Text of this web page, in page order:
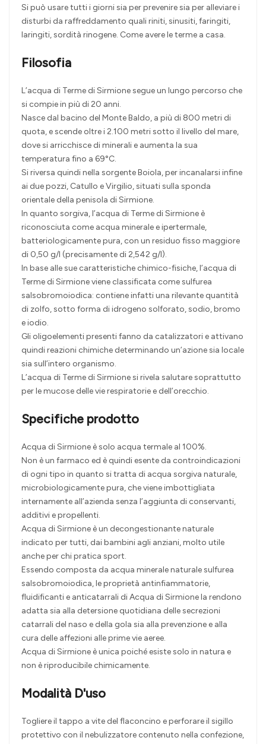
Si può usare tutti i giorni sia per prevenire sia per alleviare i
disturbi da raffreddamento quali riniti, sinusiti, faringiti,
laringiti, sordità rinogene. Come avere le terme a casa.
Filosofia
L’acqua di Terme di Sirmione segue un lungo percorso che
si compie in più di 20 anni.
Nasce dal bacino del Monte Baldo, a più di 800 metri di
quota, e scende oltre i 2.100 metri sotto il livello del mare,
dove si arricchisce di minerali e aumenta la sua
temperatura fino a 69°C.
Si riversa quindi nella sorgente Boiola, per incanalarsi infine
ai due pozzi, Catullo e Virgilio, situati sulla sponda
orientale della penisola di Sirmione.
In quanto sorgiva, l’acqua di Terme di Sirmione è
riconosciuta come acqua minerale e ipertermale,
batteriologicamente pura, con un residuo fisso maggiore
di 0,50 g/l (precisamente di 2,542 g/l).
In base alle sue caratteristiche chimico-fisiche, l’acqua di
Terme di Sirmione viene classificata come sulfurea
salsobromoiodica: contiene infatti una rilevante quantità
di zolfo, sotto forma di idrogeno solforato, sodio, bromo
e iodio.
Gli oligoelementi presenti fanno da catalizzatori e attivano
quindi reazioni chimiche determinando un’azione sia locale
sia sull’intero organismo.
L’acqua di Terme di Sirmione si rivela salutare soprattutto
per le mucose delle vie respiratorie e dell’orecchio.
Specifiche prodotto
Acqua di Sirmione è solo acqua termale al 100%.
Non è un farmaco ed è quindi esente da controindicazioni
di ogni tipo in quanto si tratta di acqua sorgiva naturale,
microbiologicamente pura, che viene imbottigliata
internamente all’azienda senza l’aggiunta di conservanti,
additivi e propellenti.
Acqua di Sirmione è un decongestionante naturale
indicato per tutti, dai bambini agli anziani, molto utile
anche per chi pratica sport.
Essendo composta da acqua minerale naturale sulfurea
salsobromoiodica, le proprietà antinfiammatorie,
fluidificanti e anticatarrali di Acqua di Sirmione la rendono
adatta sia alla detersione quotidiana delle secrezioni
catarrali del naso e della gola sia alla prevenzione e alla
cura delle affezioni alle prime vie aeree.
Acqua di Sirmione è unica poiché esiste solo in natura e
non è riproducibile chimicamente.
Modalità D'uso
Togliere il tappo a vite del flaconcino e perforare il sigillo
protettivo con il nebulizzatore contenuto nella confezione,